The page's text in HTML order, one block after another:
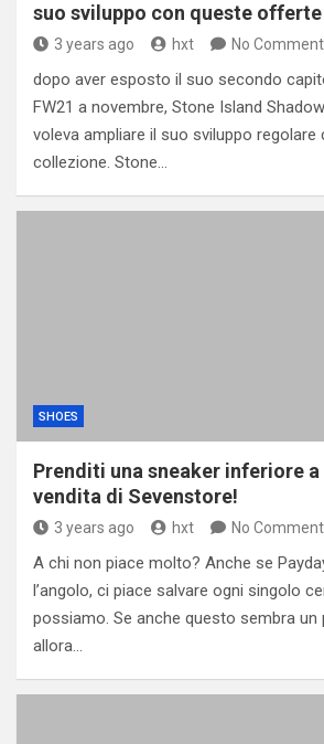
suo sviluppo con queste offerte
3 years ago hxt No
dopo aver esposto il suo secondo
FW21 a novembre, Stone Island
voleva ampliare il suo sviluppo regolare
collezione. Stone…
SHOES
Prenditi una sneaker inferiore a
vendita di Sevenstore!
3 years ago hxt No
A chi non piace molto? Anche se
l’angolo, ci piace salvare ogni singolo
possiamo. Se anche questo sembra un
allora…